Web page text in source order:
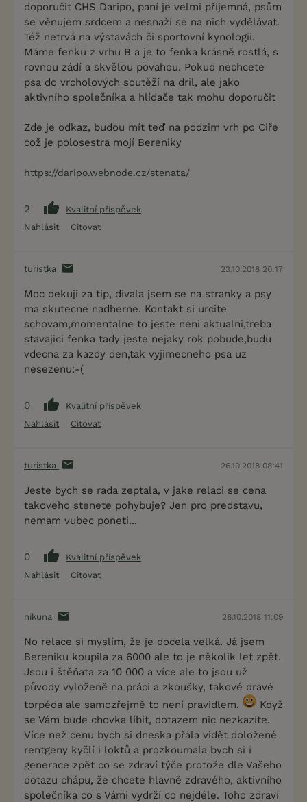
doporučit CHS Daripo, paní je velmi příjemná, psům
se věnujem srdcem a nesnaží se na nich vydělávat.
Též netrvá na výstavách či sportovní kynologii.
Máme fenku z vrhu B a je to fenka krásně rostlá, s
rovnou zádí a skvělou povahou. Pokud nechcete
psa do vrcholových soutěží na dril, ale jako
aktivního společníka a hlídače tak mohu doporučit
Zde je odkaz, budou mít teď na podzim vrh po Ciře
což je polosestra mojí Bereniky
https://daripo.webnode.cz/stenata/
2
Kvalitní příspěvek
Nahlásit
Citovat
turistka 23.10.2018 20:17
Moc dekuji za tip, divala jsem se na stranky a psy
ma skutecne nadherne. Kontakt si urcite
schovam,momentalne to jeste neni aktualni,treba
stavajici fenka tady jeste nejaky rok pobude,budu
vdecna za kazdy den,tak vyjimecneho psa uz
nesezenu:-(
0
Kvalitní příspěvek
Nahlásit
Citovat
turistka 26.10.2018 08:41
Jeste bych se rada zeptala, v jake relaci se cena
takoveho stenete pohybuje? Jen pro predstavu,
nemam vubec poneti...
0
Kvalitní příspěvek
Nahlásit
Citovat
nikuna 26.10.2018 11:09
No relace si myslím, že je docela velká. Já jsem
Bereniku koupila za 6000 ale to je několik let zpět.
Jsou i štěňata za 10 000 a více ale to jsou už
původy vyloženě na práci a zkoušky, takové dravé
torpéda ale samozřejmě to není pravidlem.
Když
se Vám bude chovka líbit, dotazem nic nezkazíte.
Více než cenu bych si dneska přála vidět doložené
rentgeny kyčlí i loktů a prozkoumala bych si i
generace zpět co se zdraví týče protože dle Vašeho
dotazu chápu, že chcete hlavně zdravého, aktivního
společníka co s Vámi vydrží co nejdéle. Toho zdraví